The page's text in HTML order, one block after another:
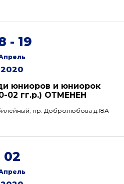
- 19
2020
юниоров и юниорок
02 гг.р.) ОТМЕНЕН
пр. Добролюбова д.18А
02